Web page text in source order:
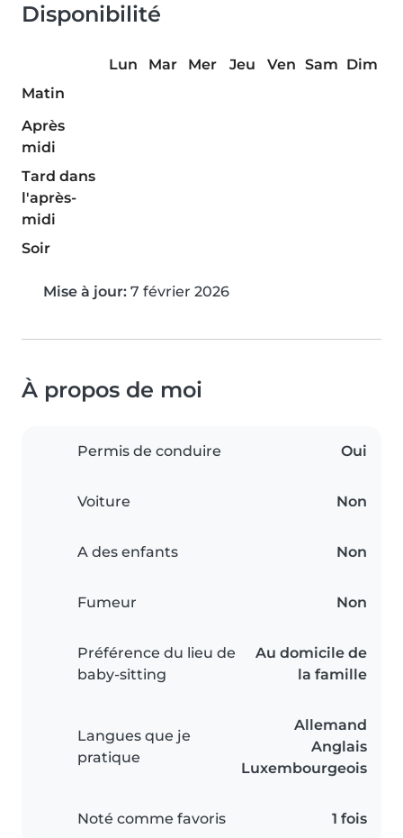
Disponibilité
Lun Mar Mer Jeu Ven Sam Dim
Matin
Après
midi
Tard dans
l'après-
midi
Soir
Mise à jour: 7 février 2026
À propos de moi
Permis de conduire Oui
Voiture Non
A des enfants Non
Fumeur Non
Préférence du lieu de
baby-sitting
Au domicile de
la famille
Langues que je
pratique
Allemand
Anglais
Luxembourgeois
Noté comme favoris 1 fois